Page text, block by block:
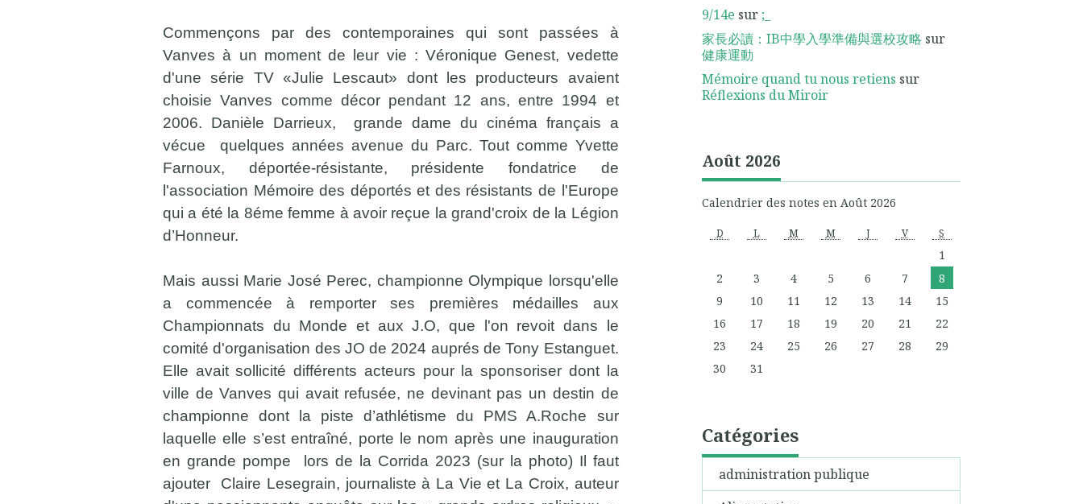
Commençons par des contemporaines qui sont passées à
Vanves à un moment de leur vie : Véronique Genest, vedette
d'une série TV «Julie Lescaut» dont les producteurs avaient
choisie Vanves comme décor pendant 12 ans, entre 1994 et
2006. Danièle Darrieux, grande dame du cinéma français a
vécue quelques années avenue du Parc. Tout comme Yvette
Farnoux, déportée-résistante, présidente fondatrice de
l'association Mémoire des déportés et des résistants de l'Europe
qui a été la 8éme femme à avoir reçue la grand'croix de la Légion
d’Honneur.
Mais aussi Marie José Perec, championne Olympique lorsqu'elle
a commencée à remporter ses premières médailles aux
Championnats du Monde et aux J.O, que l'on revoit dans le
comité d'organisation des JO de 2024 auprés de Tony Estanguet.
Elle avait sollicité différents acteurs pour la sponsoriser dont la
ville de Vanves qui avait refusée, ne devinant pas un destin de
championne dont la piste d’athlétisme du PMS A.Roche sur
laquelle elle s’est entraîné, porte le nom après une inauguration
en grande pompe lors de la Corrida 2023 (sur la photo) Il faut
ajouter Claire Lesegrain, journaliste à La Vie et La Croix, auteur
9/14e sur ;_
家長必讀：IB中學入學準備與選校攻略 sur
健康運動
Mémoire quand tu nous retiens sur
Réflexions du Miroir
Août 2026
Calendrier des notes en Août 2026
D L M M J V S
1
2
3 4 5 6 7
8
9
10 11 12 13 14
15
16
17 18 19 20 21
22
23
24 25 26 27 28
29
30
31
Catégories
administration publique